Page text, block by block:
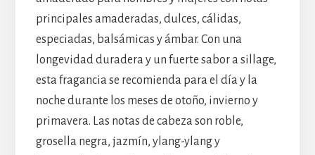
principales amaderadas, dulces, cálidas,
especiadas, balsámicas y ámbar. Con una
longevidad duradera y un fuerte sabor a sillage,
esta fragancia se recomienda para el día y la
noche durante los meses de otoño, invierno y
primavera. Las notas de cabeza son roble,
grosella negra, jazmín, ylang-ylang y